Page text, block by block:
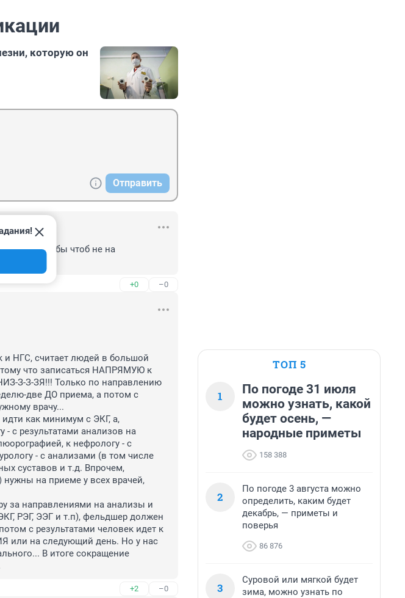
которую он
Отправить
Или хотя бы чтоб не на
+0 –0
что записаться НАПРЯМУЮ к
З-З-ЗЯ!!! Только по направлению
две ДО приема, а потом с
врачу...
- с результатами анализов на
к нефрологу - с
- с анализами (в том числе
суставов и т.д. Впрочем,
нужны на приеме у всех врачей,
РЭГ, ЭЭГ и т.п), фельдшер должен
с результатами человек идет к
или на следующий день. Но у нас
В итоге сокращение
+2 –0
ТОП 5
1
По погоде 31 июля
можно узнать, какой
будет осень, —
народные приметы
158 388
2
По погоде 3 августа можно
определить, каким будет
декабрь, — приметы и
поверья
86 876
3
Суровой или мягкой будет
зима, можно узнать по